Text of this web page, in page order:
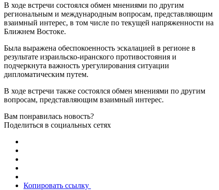
В ходе встречи состоялся обмен мнениями по другим
региональным и международным вопросам, представляющим
взаимный интерес, в том числе по текущей напряженности на
Ближнем Востоке.
Была выражена обеспокоенность эскалацией в регионе в
результате израильско-иранского противостояния и
подчеркнута важность урегулирования ситуации
дипломатическим путем.
В ходе встречи также состоялся обмен мнениями по другим
вопросам, представляющим взаимный интерес.
Вам понравилась новость?
Поделиться в социальных сетях
Копировать ссылку